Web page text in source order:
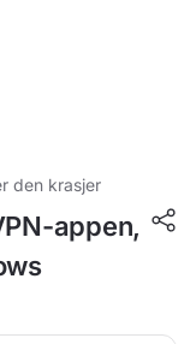
den krasjer
appen,